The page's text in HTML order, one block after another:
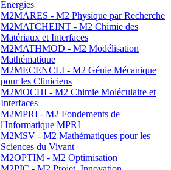
Energies
M2MARES - M2 Physique par Recherche
M2MATCHEINT - M2 Chimie des
Matériaux et Interfaces
M2MATHMOD - M2 Modélisation
Mathématique
M2MECENCLI - M2 Génie Mécanique
pour les Cliniciens
M2MOCHI - M2 Chimie Moléculaire et
Interfaces
M2MPRI - M2 Fondements de
l'Informatique MPRI
M2MSV - M2 Mathématiques pour les
Sciences du Vivant
M2OPTIM - M2 Optimisation